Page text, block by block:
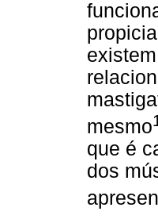
mesmo1
que é
dos